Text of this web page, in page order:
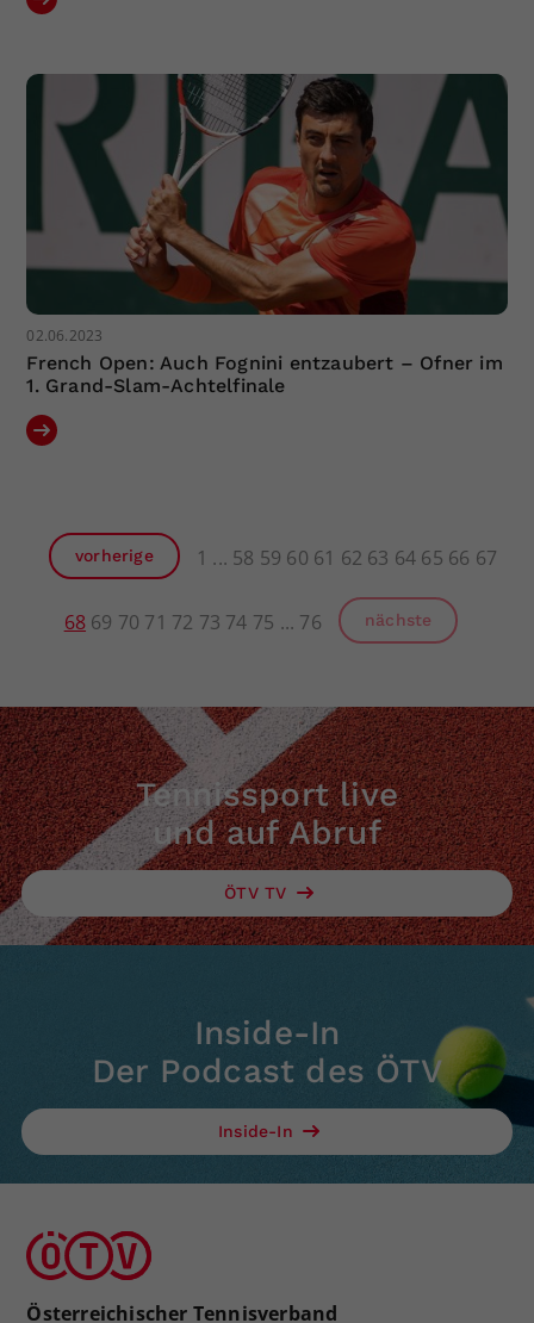
02.06.2023
French Open: Auch Fognini entzaubert – Ofner im
1. Grand-Slam-Achtelfinale
vorherige 1 58 59 60 61 62 63 64 65 66 67
68 69 70 71 72 73 74 75 76 nächste
Tennissport live
und auf Abruf
ÖTV TV
Inside-In
Der Podcast des ÖTV
Inside-In
Österreichischer Tennisverband